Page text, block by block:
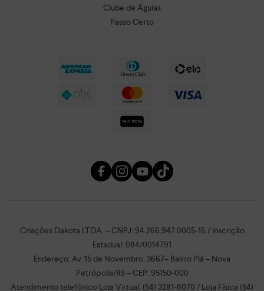
Clube de Águias
Passo Certo
Criações Dakota LTDA. – CNPJ: 94.266.947.0005-16 / Inscrição
Estadual: 084/0014791
Endereço: Av. 15 de Novembro, 3667– Bairro Piá – Nova
Petrópolis/RS – CEP: 95150-000
Atendimento telefônico Loja Virtual: (54) 3281-8070 / Loja Física (54)